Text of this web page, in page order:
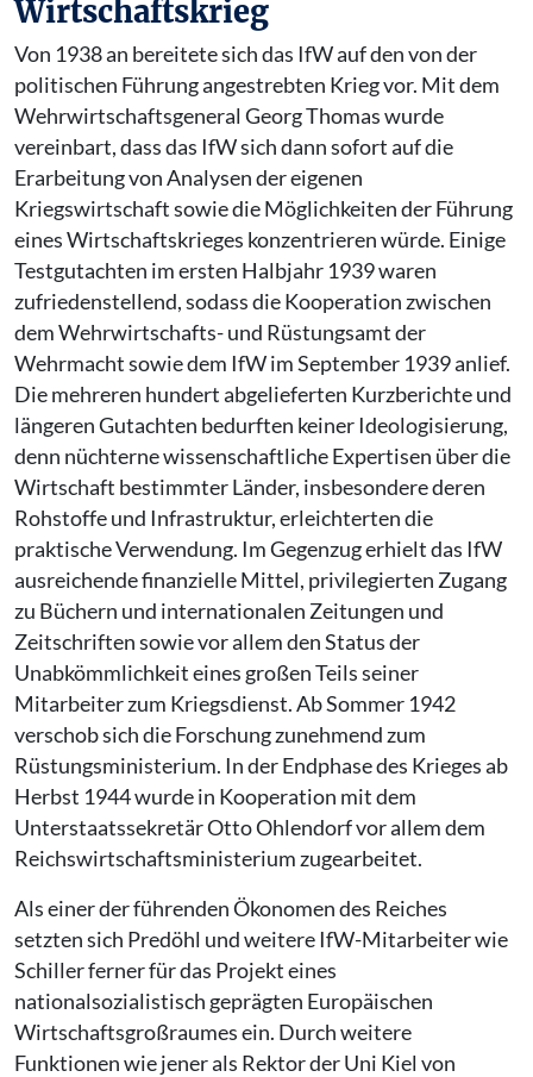
Wirtschaftskrieg
Von 1938 an bereitete sich das IfW auf den von der
politischen Führung angestrebten Krieg vor. Mit dem
Wehrwirtschaftsgeneral Georg Thomas wurde
vereinbart, dass das IfW sich dann sofort auf die
Erarbeitung von Analysen der eigenen
Kriegswirtschaft sowie die Möglichkeiten der Führung
eines Wirtschaftskrieges konzentrieren würde. Einige
Testgutachten im ersten Halbjahr 1939 waren
zufriedenstellend, sodass die Kooperation zwischen
dem Wehrwirtschafts- und Rüstungsamt der
Wehrmacht sowie dem IfW im September 1939 anlief.
Die mehreren hundert abgelieferten Kurzberichte und
längeren Gutachten bedurften keiner Ideologisierung,
denn nüchterne wissenschaftliche Expertisen über die
Wirtschaft bestimmter Länder, insbesondere deren
Rohstoffe und Infrastruktur, erleichterten die
praktische Verwendung. Im Gegenzug erhielt das IfW
ausreichende finanzielle Mittel, privilegierten Zugang
zu Büchern und internationalen Zeitungen und
Zeitschriften sowie vor allem den Status der
Unabkömmlichkeit eines großen Teils seiner
Mitarbeiter zum Kriegsdienst. Ab Sommer 1942
verschob sich die Forschung zunehmend zum
Rüstungsministerium. In der Endphase des Krieges ab
Herbst 1944 wurde in Kooperation mit dem
Unterstaatssekretär Otto Ohlendorf vor allem dem
Reichswirtschaftsministerium zugearbeitet.
Als einer der führenden Ökonomen des Reiches
setzten sich Predöhl und weitere IfW-Mitarbeiter wie
Schiller ferner für das Projekt eines
nationalsozialistisch geprägten Europäischen
Wirtschaftsgroßraumes ein. Durch weitere
Funktionen wie jener als Rektor der Uni Kiel von